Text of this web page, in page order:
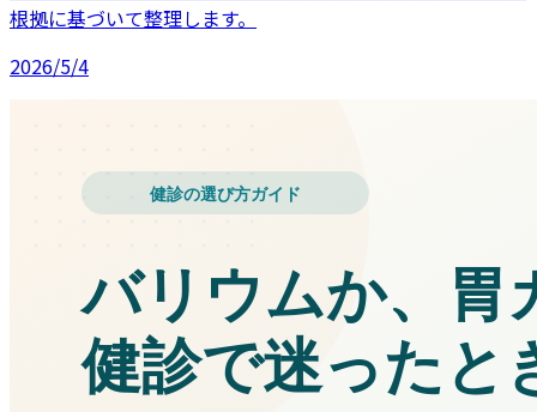
根拠に基づいて整理します。
2026/5/4